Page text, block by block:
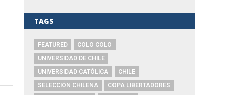
TAGS
FEATURED
COLO COLO
UNIVERSIDAD DE CHILE
UNIVERSIDAD CATÓLICA
CHILE
SELECCIÓN CHILENA
COPA LIBERTADORES